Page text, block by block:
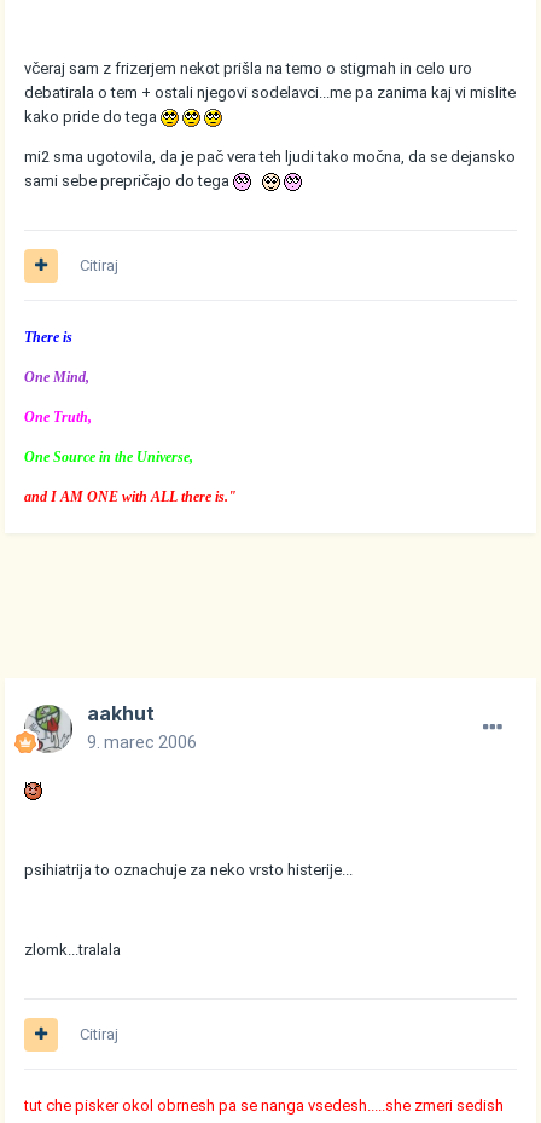
včeraj sam z frizerjem nekot prišla na temo o stigmah in celo uro
debatirala o tem + ostali njegovi sodelavci...me pa zanima kaj vi mislite
kako pride do tega
mi2 sma ugotovila, da je pač vera teh ljudi tako močna, da se dejansko
sami sebe prepričajo do tega
Citiraj
There is
One Mind,
One Truth,
One Source in the Universe,
and I AM ONE with ALL there is."
aakhut
9. marec 2006
psihiatrija to oznachuje za neko vrsto histerije...
zlomk...tralala
Citiraj
tut che pisker okol obrnesh pa se nanga vsedesh.....she zmeri sedish